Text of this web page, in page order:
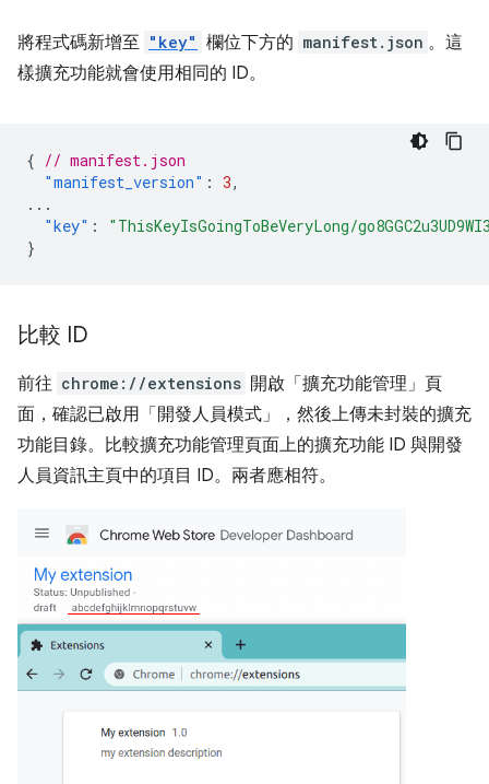
將程式碼新增至 "key" 欄位下方的 manifest.json 。這
樣擴充功能就會使用相同的 ID。
{ // manifest.json
"manifest_version" : 3,
...
"key" :
"ThisKeyIsGoingToBeVeryLong/
}
比較 ID
前往 chrome://extensions 開啟「擴充功能管理」頁
面，確認已啟用「開發人員模式」
，然後上傳未封裝的擴充
功能目錄。比較擴充功能管理頁面上的擴充功能 ID 與開發
人員資訊主頁中的項目 ID。兩者應相符。